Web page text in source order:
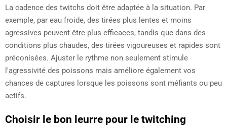
La cadence des twitchs doit être adaptée à la situation. Par
exemple, par eau froide, des tirées plus lentes et moins
agressives peuvent être plus efficaces, tandis que dans des
conditions plus chaudes, des tirées vigoureuses et rapides sont
préconisées. Ajuster le rythme non seulement stimule
l'agressivité des poissons mais améliore également vos
chances de captures lorsque les poissons sont méfiants ou peu
actifs.
Choisir le bon leurre pour le twitching